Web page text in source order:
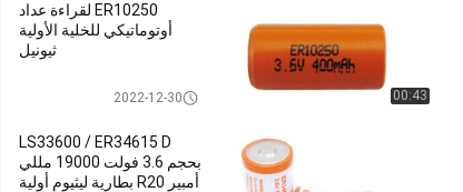
00:43
ER10250 لقراءة عداد
أوتوماتيكي للخلية الأولية
ثيونيل
2022-12-30
LS33600 / ER34615 D
بحجم 3.6 فولت 19000 مللي
أمبير R20 بطارية ليثيوم أولية